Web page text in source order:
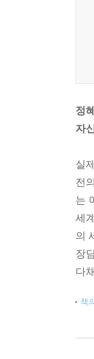
정
자
실
전
는
세
의
장
다
책